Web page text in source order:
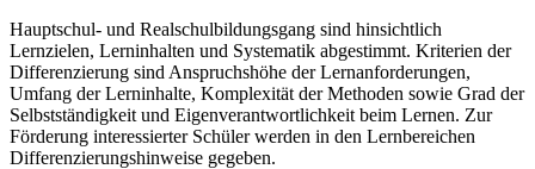
Hauptschul- und Realschulbildungsgang sind hinsichtlich
Lernzielen, Lerninhalten und Systematik abgestimmt. Kriterien der
Differenzierung sind Anspruchshöhe der Lernanforderungen,
Umfang der Lerninhalte, Komplexität der Methoden sowie Grad der
Selbstständigkeit und Eigenverantwortlichkeit beim Lernen. Zur
Förderung interessierter Schüler werden in den Lernbereichen
Differenzierungshinweise gegeben.